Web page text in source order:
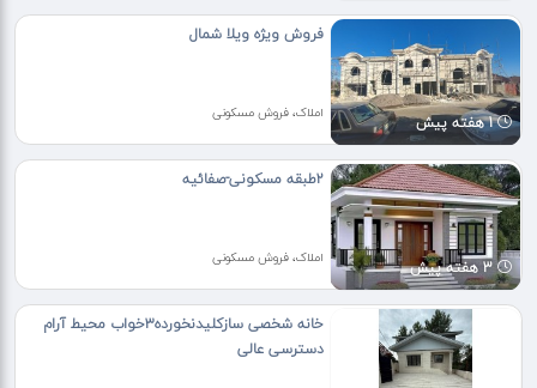
1 هفته پیش
فروش ویژه ویلا شمال
املاک، فروش مسکونی
3 هفته پیش
۲طبقه مسکونی-صفائیه
املاک، فروش مسکونی
خانه شخصی سازکلیدنخورده۳خواب محیط آرام
دسترسی عالی